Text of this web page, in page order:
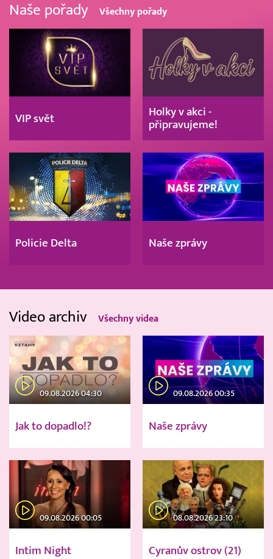
Naše pořady Všechny pořady
VIP svět
Holky v akci -
připravujeme!
Policie Delta Naše zprávy
Video archiv Všechny videa
09.08.2026 04:30
Jak to dopadlo!?
09.08.2026 00:35
Naše zprávy
09.08.2026 00:05
Intim Night
08.08.2026 23:10
Cyranův ostrov (21)